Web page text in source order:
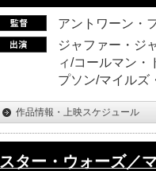
アントワーン・
ジャファー・ジ
ィ/コールマン・
プソン/マイルズ
作品情報・上映スケジュール
スター・ウォーズ／